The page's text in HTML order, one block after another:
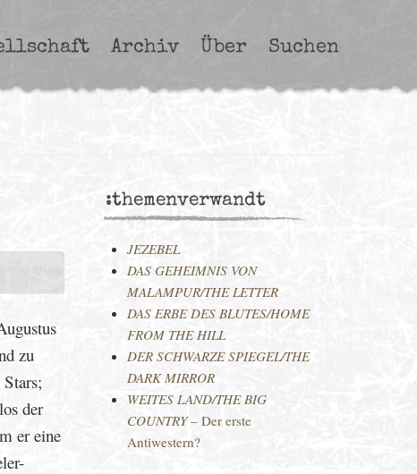
Archiv Über Suchen
zu
der
er eine
:themenverwandt
JEZEBEL
DAS GEHEIMNIS VON
MALAMPUR/THE LETTER
DAS ERBE DES BLUTES/HOME
FROM THE HILL
DER SCHWARZE SPIEGEL/THE
DARK MIRROR
WEITES LAND/THE BIG
COUNTRY– Der erste
Antiwestern?